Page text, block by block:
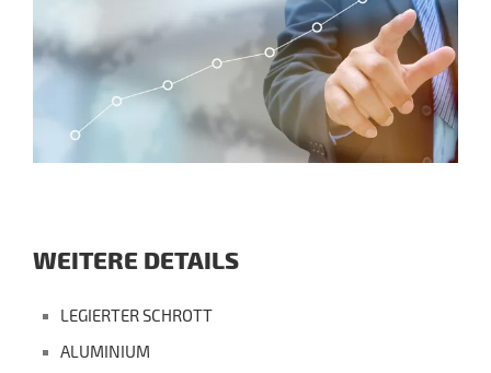
WEITERE DETAILS
LEGIERTER SCHROTT
ALUMINIUM